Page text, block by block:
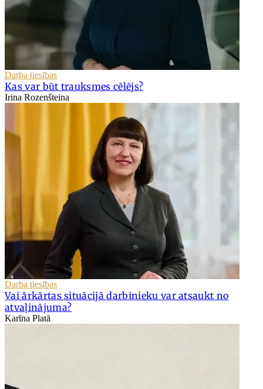
Darba tiesības
Kas var būt trauksmes cēlējs?
Irina Rozenšteina
Darba tiesības
Vai ārkārtas situācijā darbinieku var atsaukt no
atvaļinājuma?
Karīna Platā